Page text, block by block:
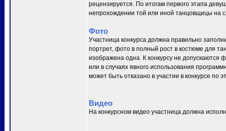
рецензируется. По итогам первого этапа
непрохождении той или иной танцовщицы на
Фото
Участница конкурса должна правильно
портрет, фото в полный рост в костюме для
изображена одна. К конкурсу не допускаются
или в случаях явного использования
может быть отказано в участии в конкурсе по
Видео
На конкурсном видео участница должна